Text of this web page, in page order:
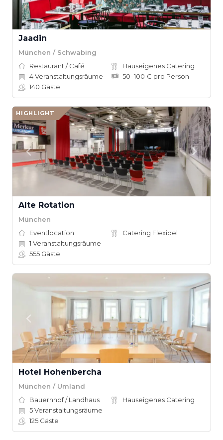
Jaadin
München / Schwabing
Restaurant / Café
Hauseigenes Catering
4Veranstaltungsräume
50–100 € pro Person
140 Gäste
HIGHLIGHT
Alte Rotation
München
Eventlocation
Catering Flexibel
1 Veranstaltungsräume
555 Gäste
Hotel Hohenbercha
München / Umland
Bauernhof / Landhaus
Hauseigenes Catering
5Veranstaltungsräume
125 Gäste